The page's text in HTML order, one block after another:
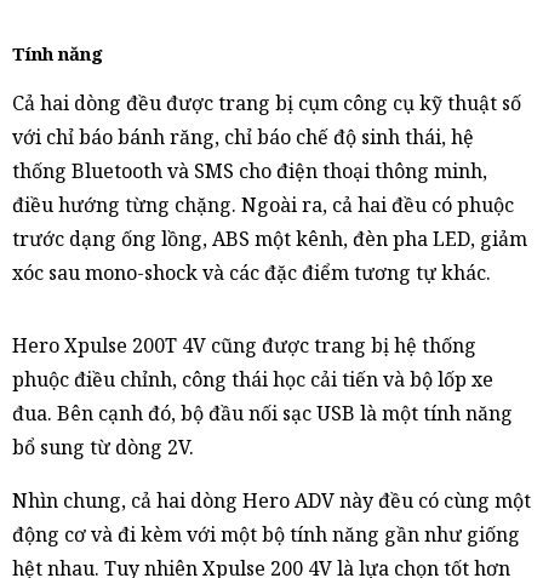
Tính năng
Cả hai dòng đều được trang bị cụm công cụ kỹ thuật số
với chỉ báo bánh răng, chỉ báo chế độ sinh thái, hệ
thống Bluetooth và SMS cho điện thoại thông minh,
điều hướng từng chặng. Ngoài ra, cả hai đều có phuộc
trước dạng ống lồng, ABS một kênh, đèn pha LED, giảm
xóc sau mono-shock và các đặc điểm tương tự khác.
Hero Xpulse 200T 4V cũng được trang bị hệ thống
phuộc điều chỉnh, công thái học cải tiến và bộ lốp xe
đua. Bên cạnh đó, bộ đầu nối sạc USB là một tính năng
bổ sung từ dòng 2V.
Nhìn chung, cả hai dòng Hero ADV này đều có cùng một
động cơ và đi kèm với một bộ tính năng gần như giống
hệt nhau. Tuy nhiên Xpulse 200 4V là lựa chọn tốt hơn